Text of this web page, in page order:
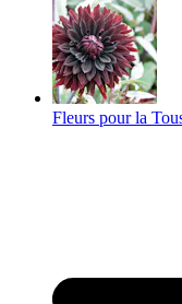
Fleurs pour la